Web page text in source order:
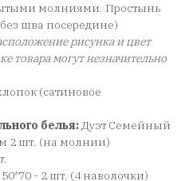
молниями. Простынь
шва посередине)
рисунка и цвет
товара могут незначительно
(сатиновое
белья:Дуэт Семейный
2 шт. (на молнии)
- 2 шт. (4 наволочки)